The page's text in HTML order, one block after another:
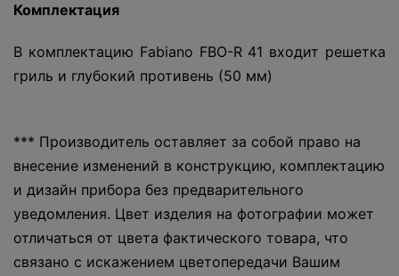
Комплектация
В комплектацию Fabiano FBO-R 41 входит решетка
гриль и глубокий противень (50 мм)
*** Производитель оставляет за собой право на
внесение изменений в конструкцию, комплектацию
и дизайн прибора без предварительного
уведомления. Цвет изделия на фотографии может
отличаться от цвета фактического товара, что
связано с искажением цветопередачи Вашим